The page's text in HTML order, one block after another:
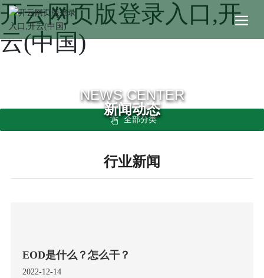
开云网页版登录入口,开
云(中国)
NEWS CENTER
新闻动态
全部分类
行业新闻
EOD是什么？怎么干？
2022-12-14